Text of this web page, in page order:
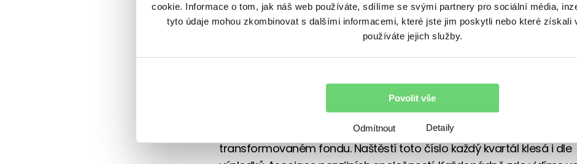
Detaily
cookie. Informace o tom, jak náš web používáte, sdílíme se svými partnery pro sociální média,
tyto údaje mohou zkombinovat s dalšími informacemi, které jste jim poskytli nebo které získali
používáte jejich služby.
Odmítnout
Povolit vše
Když se s klientem vidíte poprvé, jak často narazíte na nějaký
problém, že má spoření na penzi špatně nastaveno?
Stále mne překvapuje, kolik klientů má původní transformovaný
včetně mladších ročníků. Už jen jednoduchá změna do moderních
podmínek doplňkového penzijního spoření jim může zajistit výrazné
zabezpečení na stáří. Konkrétně v ČR využívá „penzijka“ přes 4,2
účastníků, a z toho přes 2,5 milionu bohužel stále v původním
transformovaném fondu. Naštěstí toto číslo každý kvartál klesá i dle